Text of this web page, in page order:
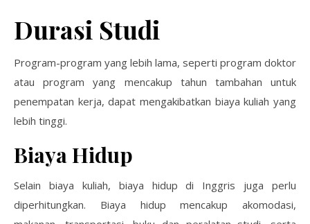
Durasi Studi
Program-program yang lebih lama, seperti program doktor
atau program yang mencakup tahun tambahan untuk
penempatan kerja, dapat mengakibatkan biaya kuliah yang
lebih tinggi.
Biaya Hidup
Selain biaya kuliah, biaya hidup di Inggris juga perlu
diperhitungkan. Biaya hidup mencakup akomodasi,